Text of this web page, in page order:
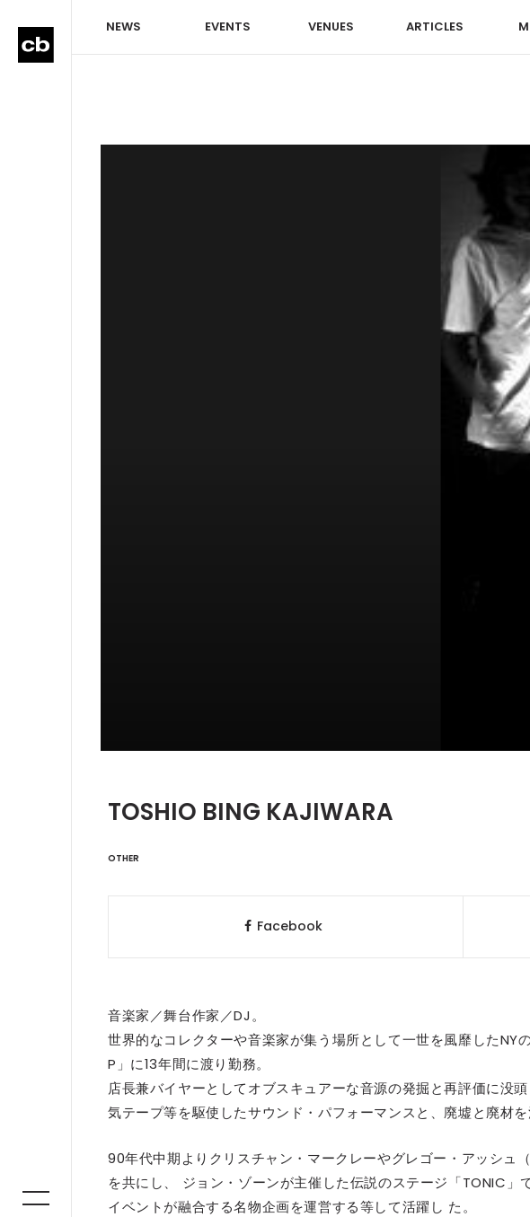
NEWS EVENTS VENUES ARTICLES
TOSHIO BING KAJIWARA
OTHER
Facebook
音楽家／舞台作家／DJ。
世界的なコレクターや音楽家が集う場所として一世を風靡したNY
P」に13年間に渡り勤務。
店長兼バイヤーとしてオブスキュアーな音源の発掘と再評価に没
気テープ等を駆使したサウンド・パフォーマンスと、廃墟と廃材
90年代中期よりクリスチャン・マークレーやグレゴー・アッシュ
を共にし、 ジョン・ゾーンが主催した伝説のステージ「TONIC
イベントが融合する名物企画を運営する等して活躍し た。